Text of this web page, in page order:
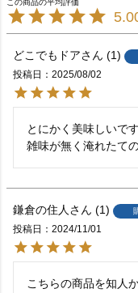
どこでもドア 1
投稿日
2025/08/02
とにかく美味しいです
雑味が無く淹れたて
鎌倉の住人 1
投稿日
2024/11/01
こちらの商品を知人